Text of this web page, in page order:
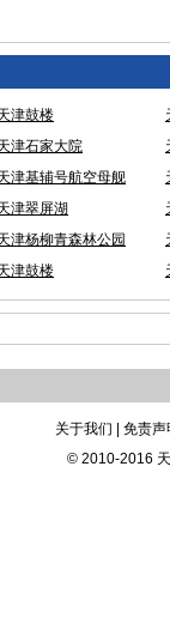
津鼓楼
津石家大院
津基辅号航空母舰
津翠屏湖
津杨柳青森林公园
津鼓楼
关于我们 | 免责
© 2010-2016